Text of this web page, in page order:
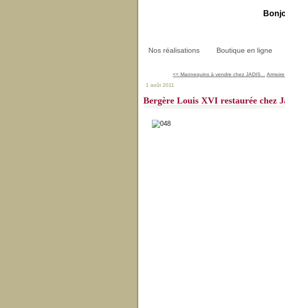
Nos réalisations Boutique en ligne
<< Mannequins à vendre chez JADIS...
1 août 2011
Bergère Louis XVI restaurée chez